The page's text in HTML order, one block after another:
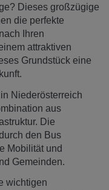
Dieses großzügige
die perfekte
Ihren
attraktiven
Grundstück eine
Niederösterreich
aus
Die
den Bus
Mobilität und
Gemeinden.
wichtigen